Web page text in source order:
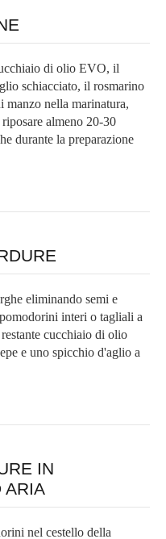
di olio EVO, il
schiacciato, il rosmarino
manzo nella marinatura,
almeno 20-30
durante la preparazione
eliminando semi e
interi o tagliali a
cucchiaio di olio
e uno spicchio d'aglio a
IN
ARIA
nel cestello della